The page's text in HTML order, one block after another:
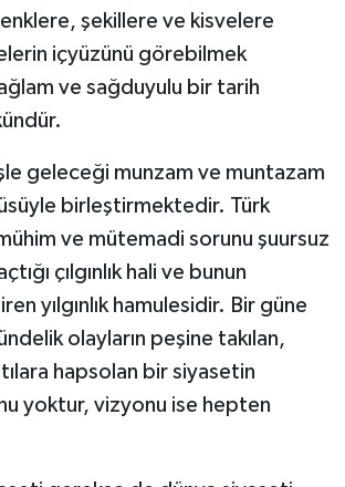
şekillere ve kisvelere
içyüzünü görebilmek
ve sağduyulu bir tarih
geleceği munzam ve muntazam
birleştirmektedir. Türk
ve mütemadi sorunu şuursuz
çılgınlık hali ve bunun
yılgınlık hamulesidir. Bir güne
olayların peşine takılan,
hapsolan bir siyasetin
yoktur, vizyonu ise hepten